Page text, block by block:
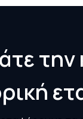
άτετην
ρική ετ